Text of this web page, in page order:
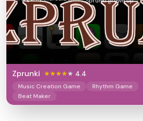
Zprunki 4.4
Music Creation Game
Rhythm Game
Beat Maker